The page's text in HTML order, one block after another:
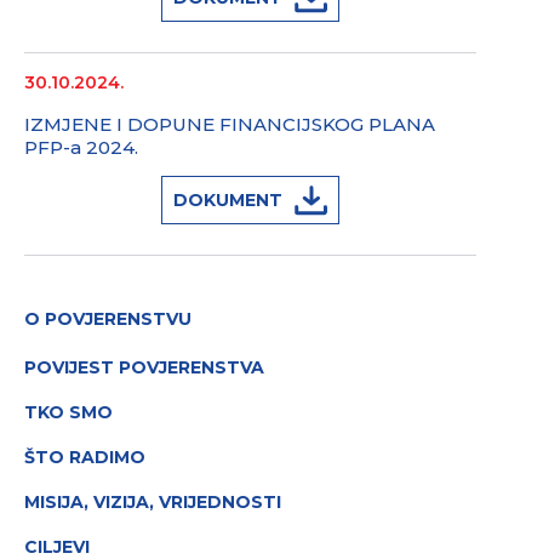
30.10.2024.
IZMJENE I DOPUNE FINANCIJSKOG PLANA
PFP-a 2024.
DOKUMENT
O POVJERENSTVU
POVIJEST POVJERENSTVA
TKO SMO
ŠTO RADIMO
MISIJA, VIZIJA, VRIJEDNOSTI
CILJEVI